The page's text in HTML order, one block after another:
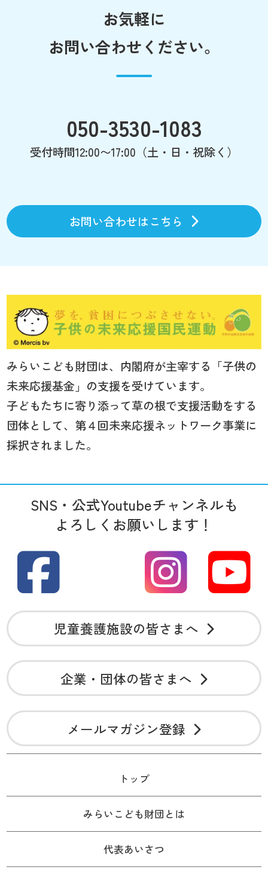
お気軽に
お問い合わせください。
050-3530-1083
受付時間12:00〜17:00（土・日・祝除く）
お問い合わせはこちら
みらいこども財団は、内閣府が主宰する「子供の
未来応援基金」の支援を受けています。
子どもたちに寄り添って草の根で支援活動をする
団体として、第４回未来応援ネットワーク事業に
採択されました。
SNS・公式Youtubeチャンネルも
よろしくお願いします！
児童養護施設の皆さまへ
企業・団体の皆さまへ
メールマガジン登録
トップ
みらいこども財団とは
代表あいさつ